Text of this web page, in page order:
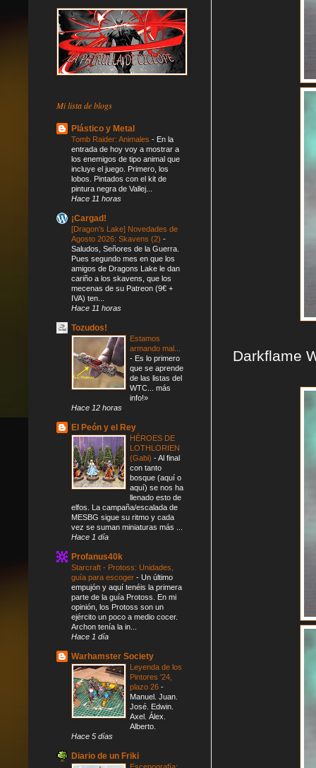
Darkflame
Mi lista de blogs
Plástico y Metal
Tomb Raider: Animales - En la
entrada de hoy voy a mostrar a
los enemigos de tipo animal que
incluye el juego. Primero, los
lobos. Pintados con el kit de
pintura negra de Vallej...
Hace 11 horas
¡Cargad!
[Dragon’s Lake] Novedades de
Agosto 2026: Skavens (2) -
Saludos, Señores de la Guerra.
Pues segundo mes en que los
amigos de Dragons Lake le dan
cariño a los skavens, que los
mecenas de su Patreon (9€ +
IVA) ten...
Hace 11 horas
Tozudos!
Estamos
armando mal...
- Es lo primero
que se aprende
de las listas del
WTC... más
info!»
Hace 12 horas
El Peón y el Rey
HÉROES DE
LOTHLORIEN
(Gabi) -Al final
con tanto
bosque (aquí o
aquí) se nos ha
llenado esto de
elfos. La campaña/escalada de
MESBG sigue su ritmo y cada
vez se suman miniaturas más ...
Hace 1 día
Profanus40k
Starcraft - Protoss: Unidades,
guía para escoger - Un último
empujón y aquí tenéis la primera
parte de la guía Protoss. En mi
opinión, los Protoss son un
ejército un poco a medio cocer.
Archon tenía la in...
Hace 1 día
Warhamster Society
Leyenda de los
Pintores '24,
plazo 26 -
Manuel. Juan.
José. Edwin.
Axel. Álex.
Alberto.
Hace 5 días
Diario de un Friki